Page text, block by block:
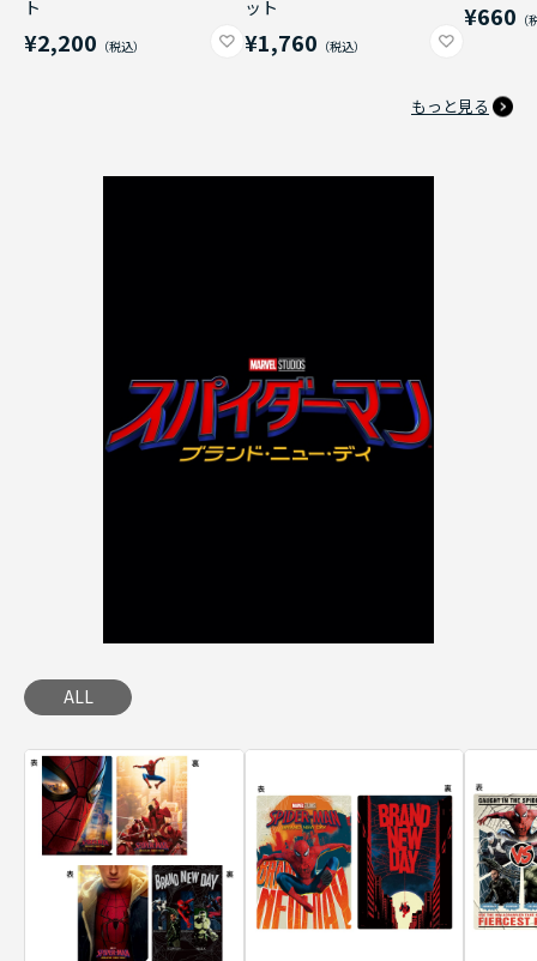
ト
¥2,200
ット
¥1,760
¥660
もっと見る
ALL